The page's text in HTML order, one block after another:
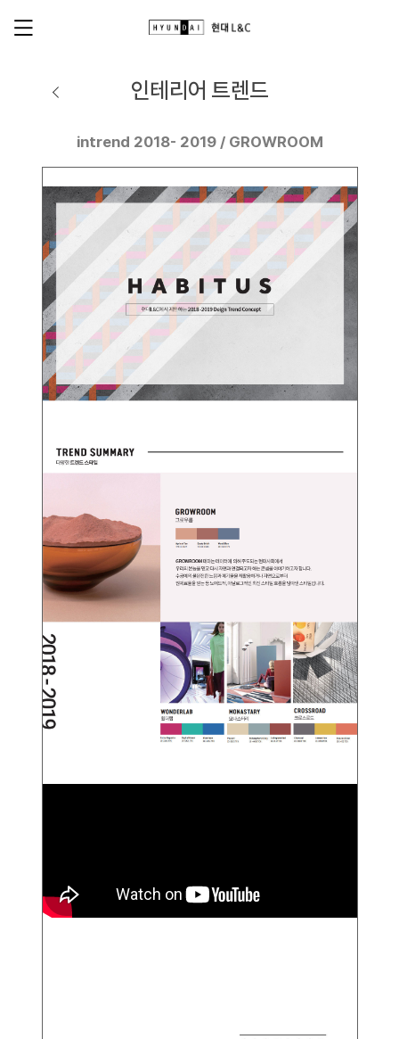
인테리어 트렌드
intrend 2018- 2019 / GROWROOM